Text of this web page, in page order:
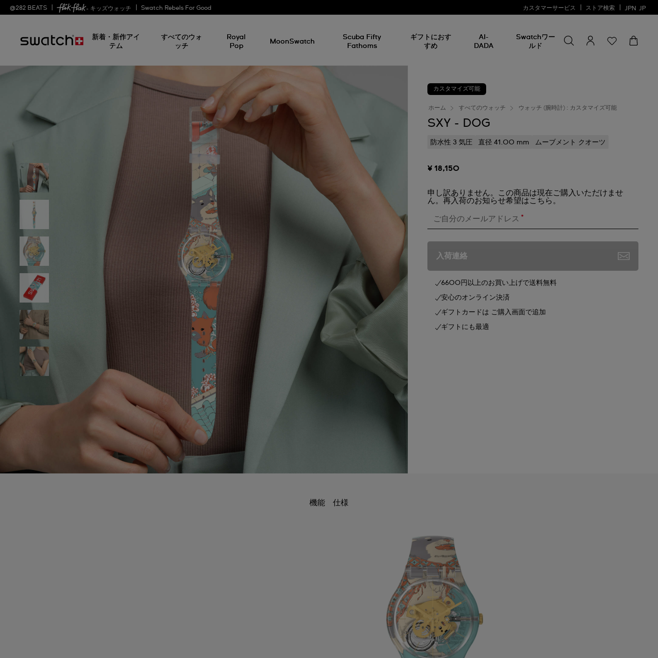
@282 BEATS - キッズウォッチ Swatch Rebels For Good カスタマーサービス ストア検索 JPN JP
新着・新作アイ
テム
すべてのウォ
ッチ
Royal
Pop
MoonSwatch
Scuba Fifty
Fathoms
ギフトにおす
すめ
AI-
DADA
Swatchワー
ルド
か
を
カスタマイズ可能
ホーム すべてのウォッチ ウォッチ (腕時計) : カスタマイズ可能
SXY - DOG
防水性 3 気圧 直径 41.00 mm ムーブメント クオーツ
¥ 18,150
申し訳ありません。この商品は現在ご購入いただけませ
ん。再入荷のお知らせ希望はこちら。
ご自分のメールアドレス *
入荷連絡
6600円以上のお買い上げで送料無料
安心のオンライン決済
ギフトカードは ご購入画面で追加
ギフトにも最適
機能 仕様